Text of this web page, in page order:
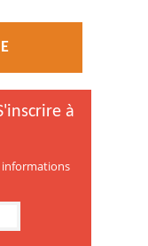
à
informations